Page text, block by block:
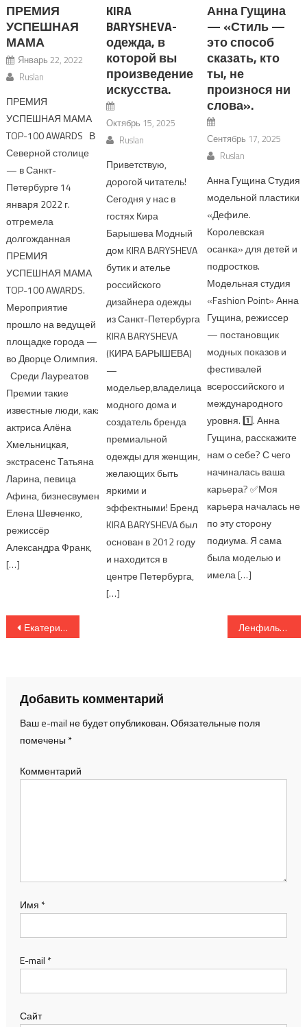
ПРЕМИЯ
УСПЕШНАЯ
МАМА
Январь 22, 2022
Ruslan
ПРЕМИЯ
УСПЕШНАЯ МАМА
TOP-100 AWARDS В
Северной столице
— в Санкт-
Петербурге 14
января 2022 г.
отгремела
долгожданная
ПРЕМИЯ
УСПЕШНАЯ МАМА
TOP-100 AWARDS.
Мероприятие
прошло на ведущей
площадке города —
во Дворце Олимпия.
Среди Лауреатов
Премии такие
известные люди, как:
актриса Алёна
Хмельницкая,
экстрасенс Татьяна
Ларина, певица
Афина, бизнесвумен
Елена Шевченко,
режиссёр
Александра Франк,
[…]
KIRA
BARYSHEVA-
одежда, в
которой вы
произведение
искусства.
Октябрь 15, 2025
Ruslan
Приветствую,
дорогой читатель!
Сегодня у нас в
гостях Кира
Барышева Модный
дом KIRA BARYSHEVA
бутик и ателье
российского
дизайнера одежды
из Санкт-Петербурга
KIRA BARYSHEVA
(КИРА БАРЫШЕВА)
—
модельер,владелица
модного дома и
создатель бренда
премиальной
одежды для женщин,
желающих быть
яркими и
эффектными! Бренд
KIRA BARYSHEVA был
основан в 2012 году
и находится в
центре Петербурга,
[…]
Анна Гущина
— «Стиль —
это способ
сказать, кто
ты, не
произнося ни
слова».
Сентябрь 17, 2025
Ruslan
Анна Гущина Студия
модельной пластики
«Дефиле.
Королевская
осанка» для детей и
подростков.
Модельная студия
«Fashion Point» Анна
Гущина, режиссер
— постановщик
модных показов и
фестивалей
всероссийского и
международного
уровня. 1️⃣. Анна
Гущина, расскажите
нам о себе? С чего
начиналась ваша
карьера? ✅Моя
карьера началась не
по эту сторону
подиума. Я сама
была моделью и
имела […]
Навигация по записям
Екатерина Карасюк основатель бренда K.E.N. Ленфильм» состоится специальный показ документального фильма «Зенит навсегда».
Добавить комментарий
Ваш e-mail не будет опубликован.Обязательные поля
помечены *
Комментарий
Имя *
E-mail *
Сайт